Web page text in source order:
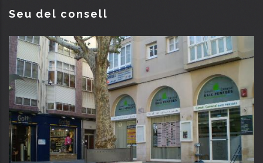
Seu del consell